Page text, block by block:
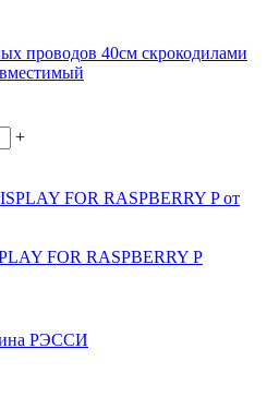
проводов 40см скрокодилами
+
FOR RASPBERRY P